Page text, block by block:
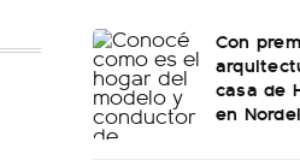
Con
casa de
en